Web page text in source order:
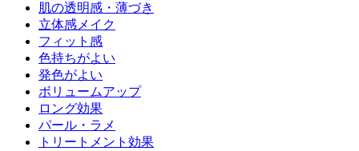
肌の透明感・薄づき
立体感メイク
フィット感
色持ちがよい
発色がよい
ボリュームアップ
ロング効果
パール・ラメ
トリートメント効果